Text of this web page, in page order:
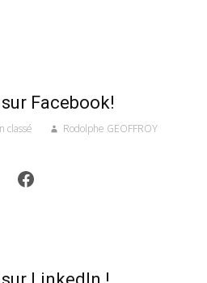
Facebook!
classé Rodolphe GEOFFROY
Facebook